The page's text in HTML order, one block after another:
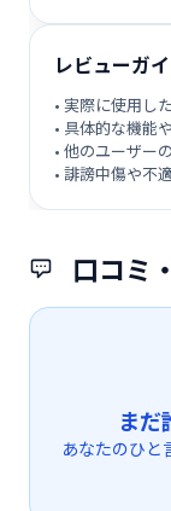
口コミ
まだ
あなたのひと
レビューガ
• 実際に使用し
• 具体的な機能
• 他のユーザー
• 誹謗中傷や不